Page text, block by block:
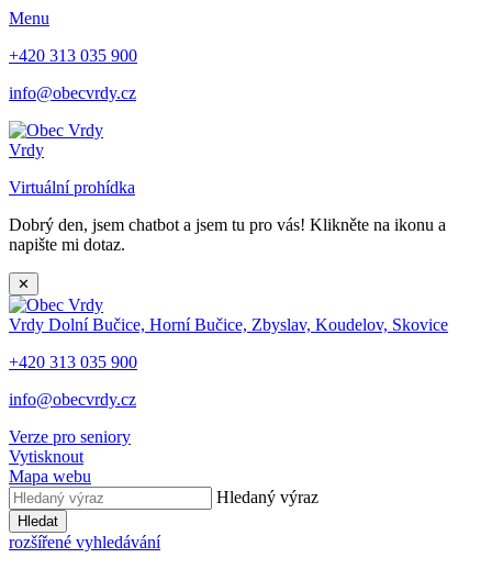
Menu
+420 313 035 900
info@obecvrdy.cz
Vrdy
Virtuální prohídka
Dobrý den, jsem chatbot a jsem tu pro vás! Klikněte na ikonu a
napište mi dotaz.
✕
Vrdy Dolní Bučice, Horní Bučice, Zbyslav, Koudelov, Skovice
+420 313 035 900
info@obecvrdy.cz
Verze pro seniory
Vytisknout
Mapa webu
Hledaný výraz
Hledat
rozšířené vyhledávání